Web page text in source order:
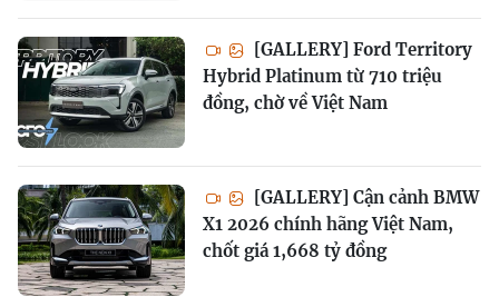
[GALLERY] Ford Territory
Hybrid Platinum từ 710 triệu
đồng, chờ về Việt Nam
[GALLERY] Cận cảnh BMW
X1 2026 chính hãng Việt Nam,
chốt giá 1,668 tỷ đồng